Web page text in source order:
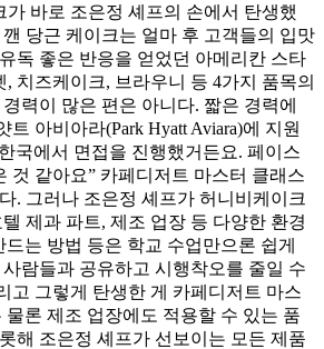
바로 조은정 셰프의 손에서 탄생했
당근 케이크는 얼마 후 고객들의 입맛
독 좋은 반응을 얻었던 아메리칸 스타
치즈케이크, 브라우니 등 4가지 품목의
력이 많은 편은 아니다. 짧은 경력에
아비아라(Park Hyatt Aviara)에 지원
국에서 면접을 진행했거든요. 페이스
것 같아요” 카페디저트 마스터 클래스
. 그러나 조은정 셰프가 허니비케이크
제과 파트, 제조 업장 등 다양한 환경
는 방법 등은 학교 수업만으론 쉽게
람들과 공유하고 시행착오를 줄일 수
고 그렇게 탄생한 게 카페디저트 마스
론 제조 업장에도 적용할 수 있는 품
해 조은정 셰프가 선보이는 모든 제품